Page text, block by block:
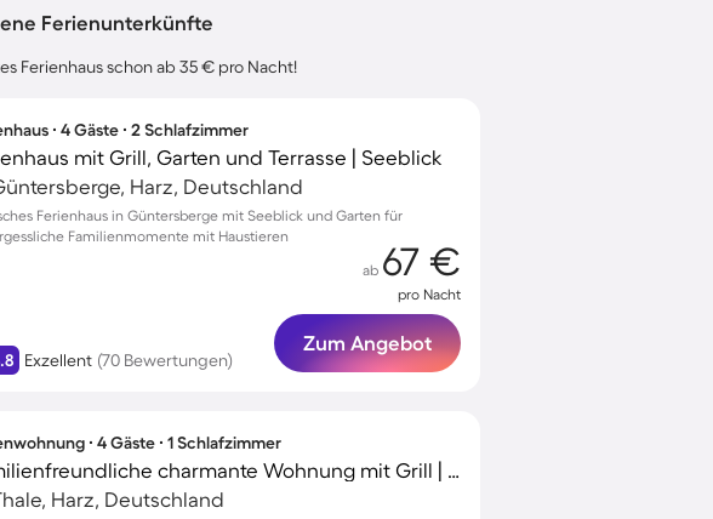
Ferienunterkünfte
Ferienhaus schon ab 35 € pro Nacht!
∙ 4 Gäste ∙ 2 Schlafzimmer
mit Grill, Garten und Terrasse | Seeblick
Harz, Deutschland
Ferienhaus in Güntersberge mit Seeblick und Garten für
Familienmomente mit Haustieren
Exzellent (70 Bewertungen)
ab 67 €
pro Nacht
Zum Angebot
∙ 4 Gäste ∙ 1 Schlafzimmer
Familienfreundliche charmante Wohnung mit Grill | Hunde erlaubt
Harz, Deutschland